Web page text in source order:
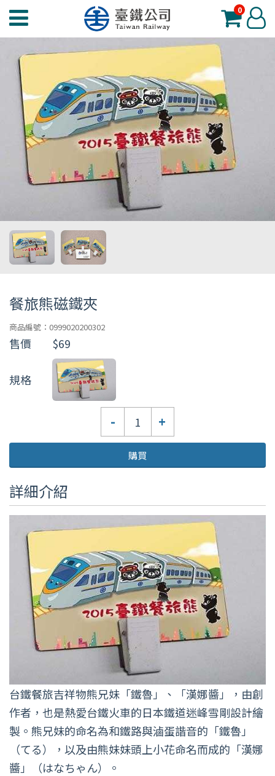
臺
鐵
工
0 登
入
餐旅熊磁鐵夾
商品編號：0999020200302
售價 $69
規格
- +
購買
詳細介紹
台鐵餐旅吉祥物熊兄妹「鐵魯」、「漢娜醬」，由創
作者，也是熱愛台鐵火車的日本鐵道迷峰雪剛設計繪
製。熊兄妹的命名為和鐵路與滷蛋諧音的「鐵魯」
（てる），以及由熊妹妹頭上小花命名而成的「漢娜
醬」（はなちゃん）。